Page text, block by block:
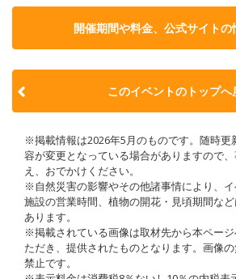
開催期間や料金、公式サイトの
このイベントのトップへ
※掲載情報は2026年5月のものです。随時更
容が変更となっている場合がありますので
え、おでかけください。
※自然災害の影響やその他諸事情により、イ
施設の営業時間、植物の開花・見頃期間な
あります。
※掲載されている画像は取材先から本ペー
ただき、提供されたものとなります。画像
禁止です。